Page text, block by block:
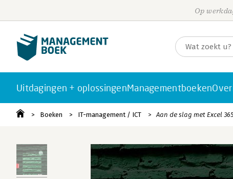
Op
Uitdagingen + oplossingenManagementboeken
Boeken IT-management / ICT Aan de slag met Excel